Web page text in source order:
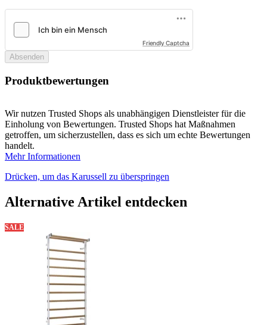
Friendly Captcha
Absenden
Produktbewertungen
Wir nutzen Trusted Shops als unabhängigen Dienstleister für die
Einholung von Bewertungen. Trusted Shops hat Maßnahmen
getroffen, um sicherzustellen, dass es sich um echte Bewertungen
handelt.
Mehr Informationen
Drücken, um das Karussell zu überspringen
Alternative Artikel entdecken
SALE